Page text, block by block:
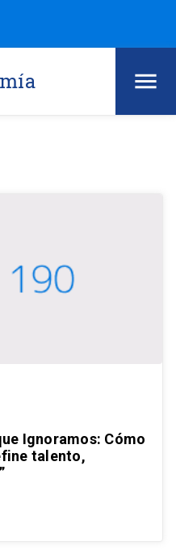
Ignoramos: Cómo
talento,